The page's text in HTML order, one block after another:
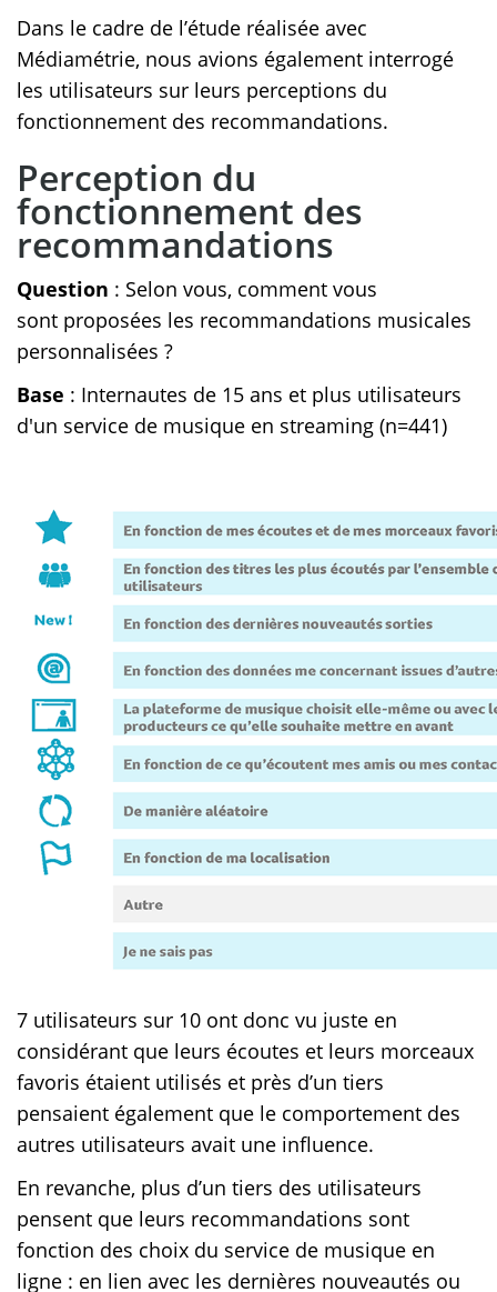
Dans le cadre de l’étude réalisée avec
Médiamétrie, nous avions également interrogé
les utilisateurs sur leurs perceptions du
fonctionnement des recommandations.
Perception du
fonctionnement des
recommandations
Question : Selon vous, comment vous
sont proposées les recommandations musicales
personnalisées ?
Base : Internautes de 15 ans et plus utilisateurs
d'un service de musique en streaming (n=441)
7 utilisateurs sur 10 ont donc vu juste en
considérant que leurs écoutes et leurs morceaux
favoris étaient utilisés et près d’un tiers
pensaient également que le comportement des
autres utilisateurs avait une influence.
En revanche, plus d’un tiers des utilisateurs
pensent que leurs recommandations sont
fonction des choix du service de musique en
ligne : en lien avec les dernières nouveautés ou